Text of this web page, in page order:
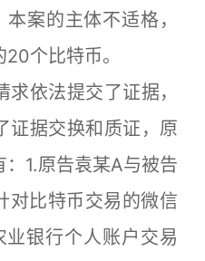
案的主体不适格，
个比特币。
依法提交了证据，
证据交换和质证，原
1.原告袁某A与被告
对比特币交易的微信
银行个人账户交易